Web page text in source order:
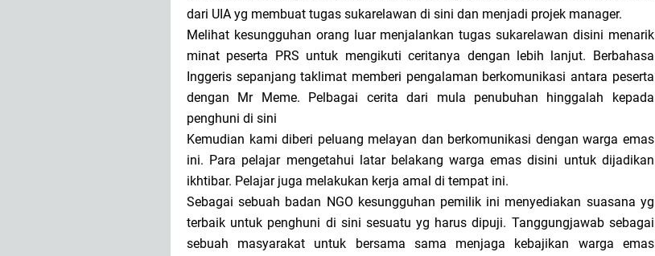
dari UIA yg membuat tugas sukarelawan di sini dan menjadi projek manager.
Melihat kesungguhan orang luar menjalankan tugas sukarelawan disini menarik
minat peserta PRS untuk mengikuti ceritanya dengan lebih lanjut. Berbahasa
Inggeris sepanjang taklimat memberi pengalaman berkomunikasi antara peserta
dengan Mr Meme. Pelbagai cerita dari mula penubuhan hinggalah kepada
penghuni di sini
Kemudian kami diberi peluang melayan dan berkomunikasi dengan warga emas
ini. Para pelajar mengetahui latar belakang warga emas disini untuk dijadikan
ikhtibar. Pelajar juga melakukan kerja amal di tempat ini.
Sebagai sebuah badan NGO kesungguhan pemilik ini menyediakan suasana yg
terbaik untuk penghuni di sini sesuatu yg harus dipuji. Tanggungjawab sebagai
sebuah masyarakat untuk bersama sama menjaga kebajikan warga emas